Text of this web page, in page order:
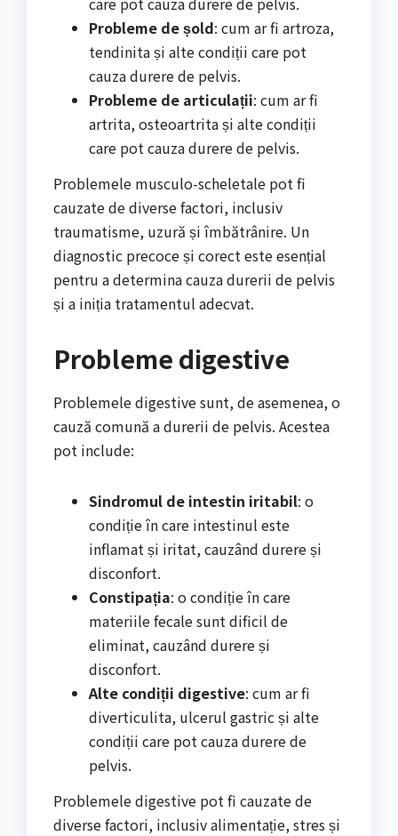
Probleme de șold: cum ar fi artroza,
tendinita și alte condiții care pot
cauza durere de pelvis.
Probleme de articulații: cum ar fi
artrita, osteoartrita și alte condiții
care pot cauza durere de pelvis.
Problemele musculo-scheletale pot fi
cauzate de diverse factori, inclusiv
traumatisme, uzură și îmbătrânire. Un
diagnostic precoce și corect este esențial
pentru a determina cauza durerii de pelvis
și a iniția tratamentul adecvat.
Probleme digestive
Problemele digestive sunt, de asemenea, o
cauză comună a durerii de pelvis. Acestea
pot include:
Sindromul de intestin iritabil: o
condiție în care intestinul este
inflamat și iritat, cauzând durere și
disconfort.
Constipația: o condiție în care
materiile fecale sunt dificil de
eliminat, cauzând durere și
disconfort.
Alte condiții digestive: cum ar fi
diverticulita, ulcerul gastric și alte
condiții care pot cauza durere de
pelvis.
Problemele digestive pot fi cauzate de
diverse factori, inclusiv alimentație, stres și